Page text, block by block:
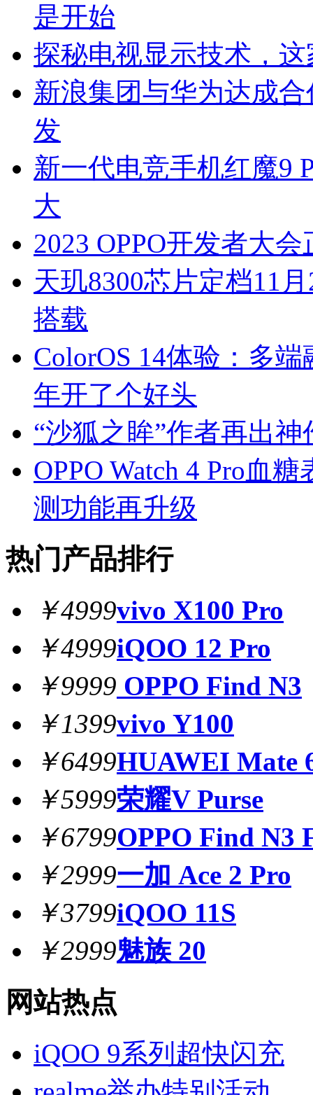
是开始
探秘电视显示技术，
新浪集团与华为达成
发
新一代电竞手机红魔9
大
2023 OPPO开发者大
天玑8300芯片定档11
搭载
ColorOS 14体验：多
年开了个好头
“沙狐之眸”作者再出
OPPO Watch 4 Pro血
测功能再升级
热门产品排行
￥4999vivo X100 Pro
￥4999iQOO 12 Pro
￥9999 OPPO Find N3
￥1399vivo Y100
￥6499HUAWEI Mate
￥5999荣耀V Purse
￥6799OPPO Find N3
￥2999一加 Ace 2 Pro
￥3799iQOO 11S
￥2999魅族 20
网站热点
iQOO 9系列超快闪充